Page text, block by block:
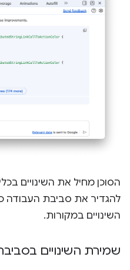
הסוכן מחיל את השינויים
להגדיר את סביבת העבודה
השינויים במקורות.
שמירת השינויים